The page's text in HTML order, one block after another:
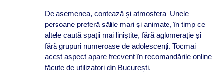
De asemenea, contează și atmosfera. Unele
persoane preferă sălile mari și animate, în timp ce
altele caută spații mai liniștite, fără aglomerație și
fără grupuri numeroase de adolescenți. Tocmai
acest aspect apare frecvent în recomandările online
făcute de utilizatori din București.